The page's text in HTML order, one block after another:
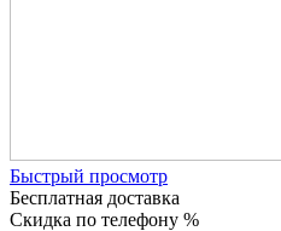
Быстрый просмотр
Бесплатная доставка
Скидка по телефону %